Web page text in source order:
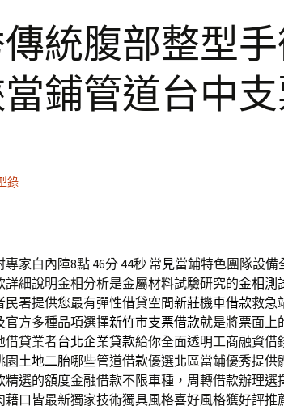
統腹部整型
鋪管道台中
錄
家白內障8點 46分 44秒 常見當鋪特色團隊設備
詳細說明金相分析是金屬材料試驗研究的金相測
署提供您最有彈性借貸空間新莊機車借款救急
官方多種品項選擇新竹市支票借款就是將票面上
借貸業者台北企業貸款給你全面透明工商融資借
園土地二胎哪些管道借款優選北區當鋪優秀提供
精選的額度金融借款不限車種，周轉借款辦理選
藉口皆最新獨家技術獨具風格喜好風格獲好評推